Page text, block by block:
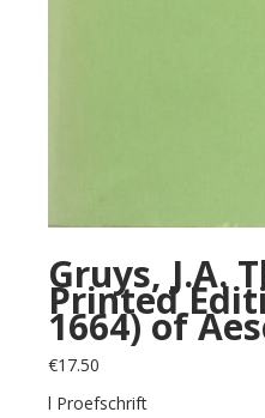
Gruys, J.A.
Printed
1664) of
€17.50
l Proefschrift